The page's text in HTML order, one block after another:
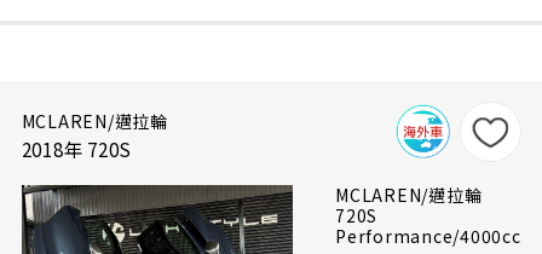
MCLAREN/邁拉輪
2018年 720S
MCLAREN/邁拉輪
720S
Performance/4000cc